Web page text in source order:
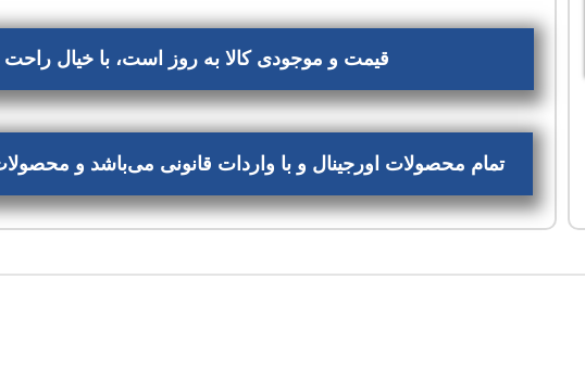
قیمت و موجودی کالا به روز است، با خیال راحت
تمام محصولات اورجینال و با واردات قانونی می‌باشد و